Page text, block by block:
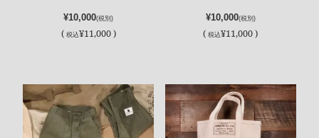
¥10,000(税別)
( 税込¥11,000 )
¥10,000(税別)
(税込¥11,000 )